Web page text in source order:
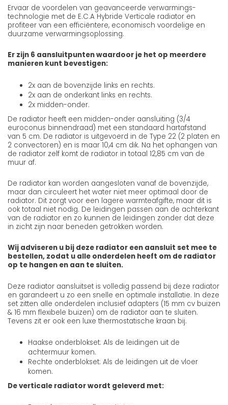
Ervaar de voordelen van geavanceerde verwarmings-
technologie met de E.C.A Hybride Verticale radiator en
profiteer van een efficiëntere, economisch voordelige en
duurzame verwarmingsoplossing.
Er zijn 6 aansluitpunten waardoor je het op meerdere
manieren kunt bevestigen:
2x aan de bovenzijde links en rechts.
2x aan de onderkant links en rechts.
2x midden-onder.
De radiator heeft een midden-onder aansluiting (3/4
euroconus binnendraad) met een standaard hartafstand
van 5 cm. De radiator is uitgevoerd in de Type 22 (2 platen en
2 convectoren) en is maar 10,4 cm dik. Na het ophangen van
de radiator zelf komt de radiator in totaal 12,85 cm van de
muur af.
De radiator kan worden aangesloten vanaf de bovenzijde,
maar dan circuleert het water niet meer optimaal door de
radiator. Dit zorgt voor een lagere warmteafgifte, maar dit is
ook totaal niet nodig. De leidingen passen aan de achterkant
van de radiator en zo kunnen de leidingen zonder dat deze
in zicht zijn naar beneden getrokken worden.
Wij adviseren u bij deze radiator een aansluit set mee te
bestellen, zodat u alle onderdelen heeft om de radiator
op te hangen en aan te sluiten.
Deze radiator aansluitset is volledig passend bij deze radiator
en garandeert u zo een snelle en optimale installatie. In deze
set zitten alle onderdelen inclusief adapters (15 mm cv buizen
& 16 mm flexibele buizen) om de radiator aan te sluiten.
Tevens zit er ook een luxe thermostatische kraan bij.
Haakse onderblokset: Als de leidingen uit de
achtermuur komen.
Rechte onderblokset: Als de leidingen uit de vloer
komen.
De verticale radiator wordt geleverd met: